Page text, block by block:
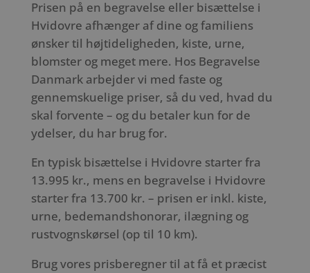
Prisen på en begravelse eller bisættelse i
Hvidovre afhænger af dine og familiens
ønsker til højtideligheden, kiste, urne,
blomster og meget mere. Hos Begravelse
Danmark arbejder vi med faste og
gennemskuelige priser, så du ved, hvad du
skal forvente – og du betaler kun for de
ydelser, du har brug for.
En typisk bisættelse i Hvidovre starter fra
13.995 kr., mens en begravelse i Hvidovre
starter fra 13.700 kr. – prisen er inkl. kiste,
urne, bedemandshonorar, ilægning og
rustvognskørsel (op til 10 km).
Brug vores prisberegner til at få et præcist